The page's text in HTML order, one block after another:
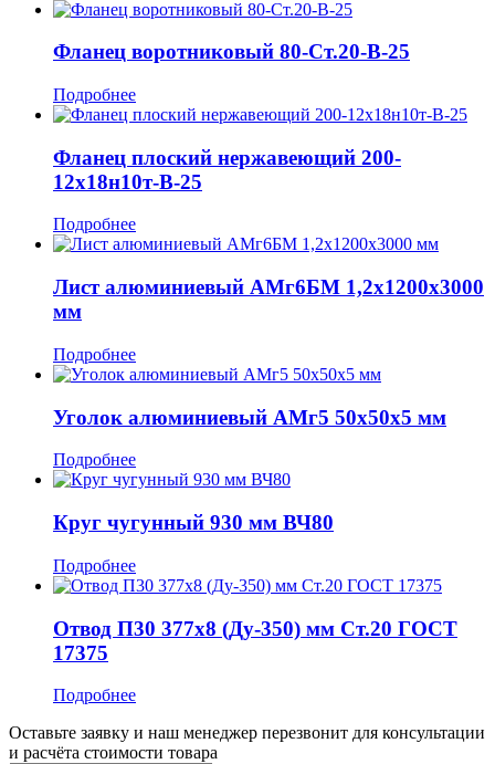
Фланец воротниковый 80-Ст.20-В-25
Подробнее
Фланец плоский нержавеющий 200-
12х18н10т-В-25
Подробнее
Лист алюминиевый АМг6БМ 1,2x1200x3000
мм
Подробнее
Уголок алюминиевый АМг5 50x50x5 мм
Подробнее
Круг чугунный 930 мм ВЧ80
Подробнее
Отвод П30 377x8 (Ду-350) мм Ст.20 ГОСТ
17375
Подробнее
Оставьте заявку и наш менеджер перезвонит для консультации
и расчёта стоимости товара